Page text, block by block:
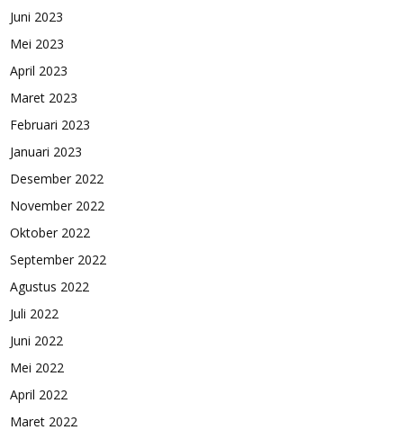
Juni 2023
Mei 2023
April 2023
Maret 2023
Februari 2023
Januari 2023
Desember 2022
November 2022
Oktober 2022
September 2022
Agustus 2022
Juli 2022
Juni 2022
Mei 2022
April 2022
Maret 2022